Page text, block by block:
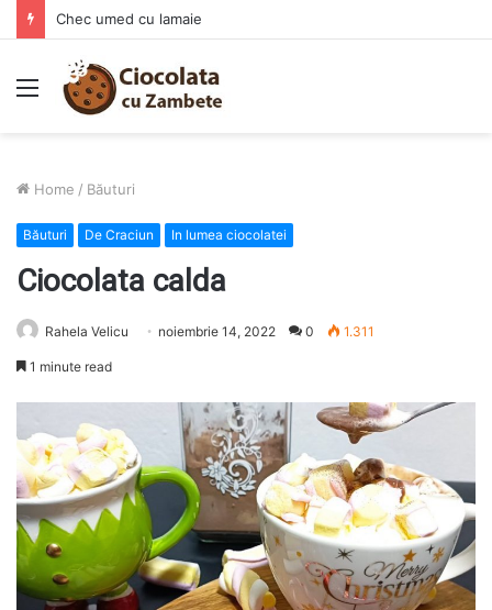
Crema tartinabila de ciocolata, ciocolata vegana
Menu
Home / Băuturi
Băuturi De Craciun In lumea ciocolatei
Ciocolata calda
Rahela Velicu noiembrie 14, 2022 0 1.311
1 minute read